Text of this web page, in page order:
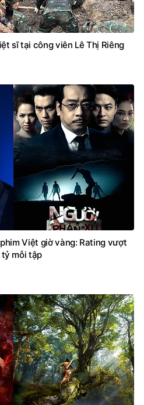
sĩ tại công viên Lê Thị Riêng
Việt giờ vàng: Rating vượt
tỷ mỗi tập